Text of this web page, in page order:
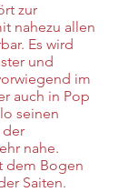
zur
nahezu allen
Es wird
und
im
auch in Pop
seinen
der
nahe.
dem Bogen
Saiten.